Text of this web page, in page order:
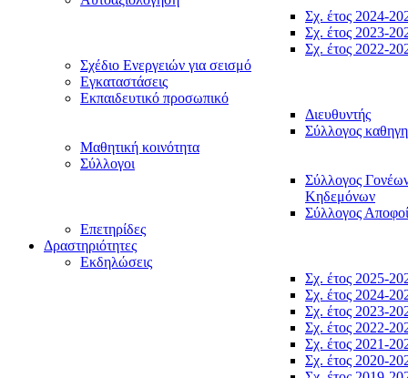
Σχ. έτος 2024-
Σχ. έτος 2023-
Σχ. έτος 2022-
Σχέδιο Ενεργειών για σεισμό
Εγκαταστάσεις
Εκπαιδευτικό προσωπικό
Διευθυντής
Σύλλογος
Μαθητική κοινότητα
Σύλλογοι
Σύλλογος
Κηδεμόνων
Σύλλογος
Επετηρίδες
Δραστηριότητες
Εκδηλώσεις
Σχ. έτος 2025-
Σχ. έτος 2024-
Σχ. έτος 2023-
Σχ. έτος 2022-
Σχ. έτος 2021-
Σχ. έτος 2020-